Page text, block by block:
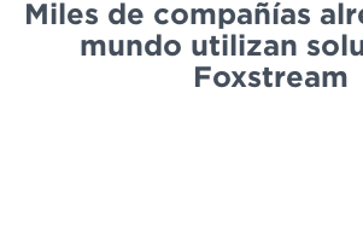
Miles de compañías
mundo utilizan
Foxstream